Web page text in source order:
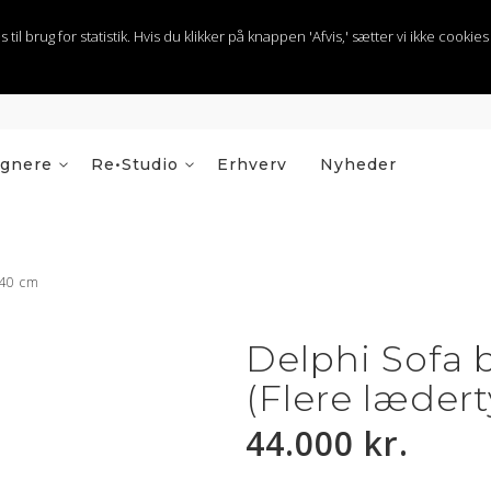
brug for statistik. Hvis du klikker på knappen 'Afvis,' sætter vi ikke
Re•Studio
Nyheder
Erhverv
cm
Delphi Sofa
(Flere
44.000 kr.